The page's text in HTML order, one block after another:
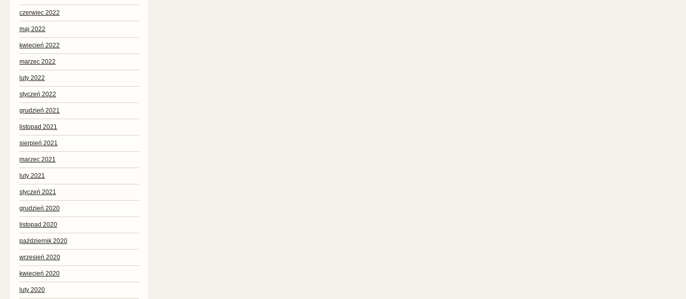
czerwiec 2022
maj 2022
kwiecień 2022
marzec 2022
luty 2022
styczeń 2022
grudzień 2021
listopad 2021
sierpień 2021
marzec 2021
luty 2021
styczeń 2021
grudzień 2020
listopad 2020
październik 2020
wrzesień 2020
kwiecień 2020
luty 2020